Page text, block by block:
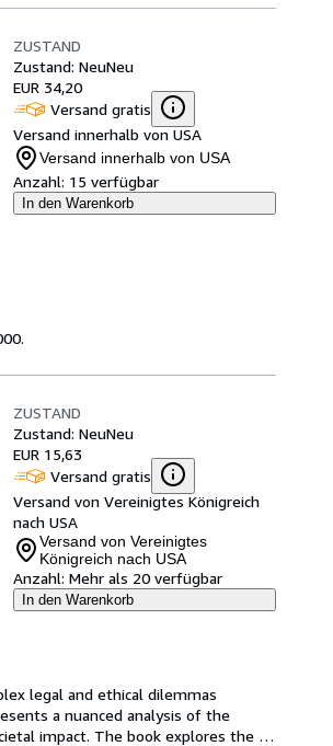
ZUSTAND
Zustand: NeuNeu
EUR 34,20
Versand gratis
Versand innerhalb von USA
Versand innerhalb von USA
Anzahl: 15 verfügbar
In den Warenkorb
ZUSTAND
Zustand: NeuNeu
EUR 15,63
Versand gratis
Versand von Vereinigtes Königreich
nach USA
Versand von Vereinigtes
Königreich nach USA
Anzahl: Mehr als 20 verfügbar
In den Warenkorb
legal and ethical dilemmas
a nuanced analysis of the
impact. The book explores the